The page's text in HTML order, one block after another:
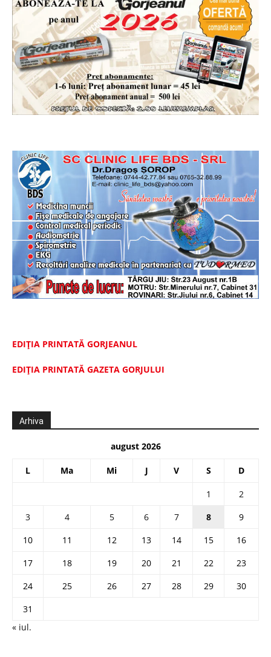
EDIȚIA PRINTATĂ GORJEANUL
EDIŢIA PRINTATĂ GAZETA GORJULUI
Arhiva
august 2026
L Ma Mi J V S D
1
2
3
4 5 6 7 8
9
10
11 12 13 14 15
16
17
18 19 20 21 22
23
24
25 26 27 28 29
30
31
« iul.